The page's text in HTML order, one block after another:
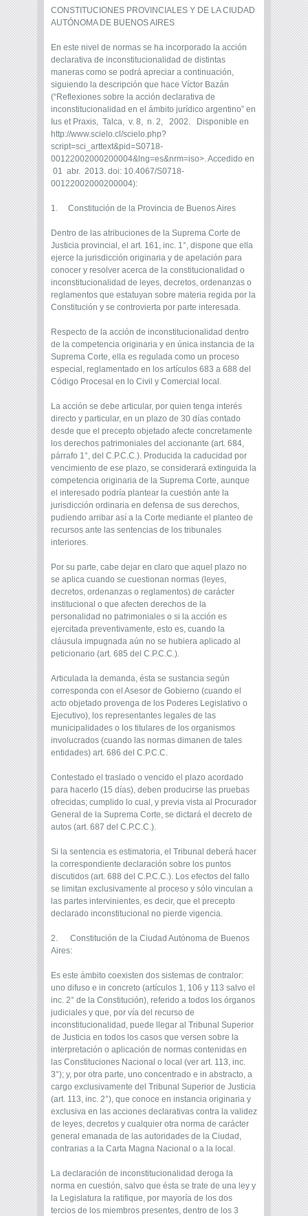
CONSTITUCIONES PROVINCIALES Y DE LA CIUDAD
AUTÓNOMA DE BUENOS AIRES
En este nivel de normas se ha incorporado la acción
declarativa de inconstitucionalidad de distintas
maneras como se podrá apreciar a continuación,
siguiendo la descripción que hace Víctor Bazán
(“Reflexiones sobre la acción declarativa de
inconstitucionalidad en el ámbito jurídico argentino” en
Ius et Praxis, Talca, v. 8, n. 2, 2002. Disponible en
http://www.scielo.cl/scielo.php?
script=sci_arttext&pid=S0718-
00122002000200004&lng=es&nrm=iso>. Accedido en
01 abr. 2013. doi: 10.4067/S0718-
00122002000200004):
1. Constitución de la Provincia de Buenos Aires
Dentro de las atribuciones de la Suprema Corte de
Justicia provincial, el art. 161, inc. 1°, dispone que ella
ejerce la jurisdicción originaria y de apelación para
conocer y resolver acerca de la constitucionalidad o
inconstitucionalidad de leyes, decretos, ordenanzas o
reglamentos que estatuyan sobre materia regida por la
Constitución y se controvierta por parte interesada.
Respecto de la acción de inconstitucionalidad dentro
de la competencia originaria y en única instancia de la
Suprema Corte, ella es regulada como un proceso
especial, reglamentado en los artículos 683 a 688 del
Código Procesal en lo Civil y Comercial local.
La acción se debe articular, por quien tenga interés
directo y particular, en un plazo de 30 días contado
desde que el precepto objetado afecte concretamente
los derechos patrimoniales del accionante (art. 684,
párrafo 1°, del C.P.C.C.). Producida la caducidad por
vencimiento de ese plazo, se considerará extinguida la
competencia originaria de la Suprema Corte, aunque
el interesado podría plantear la cuestión ante la
jurisdicción ordinaria en defensa de sus derechos,
pudiendo arribar así a la Corte mediante el planteo de
recursos ante las sentencias de los tribunales
interiores.
Por su parte, cabe dejar en claro que aquel plazo no
se aplica cuando se cuestionan normas (leyes,
decretos, ordenanzas o reglamentos) de carácter
institucional o que afecten derechos de la
personalidad no patrimoniales o si la acción es
ejercitada preventivamente, esto es, cuando la
cláusula impugnada aún no se hubiera aplicado al
peticionario (art. 685 del C.P.C.C.).
Articulada la demanda, ésta se sustancia ­según
corresponda­ con el Asesor de Gobierno (cuando el
acto objetado provenga de los Poderes Legislativo o
Ejecutivo), los representantes legales de las
municipalidades o los titulares de los organismos
involucrados (cuando las normas dimanen de tales
entidades) ­art. 686­ del C.P.C.C.
Contestado el traslado o vencido el plazo acordado
para hacerlo (15 días), deben producirse las pruebas
ofrecidas; cumplido lo cual, y previa vista al Procurador
General de la Suprema Corte, se dictará el decreto de
autos (art. 687 del C.P.C.C.).
Si la sentencia es estimatoria, el Tribunal deberá hacer
la correspondiente declaración sobre los puntos
discutidos (art. 688 del C.P.C.C.). Los efectos del fallo
se limitan exclusivamente al proceso y sólo vinculan a
las partes intervinientes, es decir, que el precepto
declarado inconstitucional no pierde vigencia.
2. Constitución de la Ciudad Autónoma de Buenos
Aires:
Es este ámbito coexisten dos sistemas de contralor:
uno difuso e in concreto (artículos 1, 106 y 113 ­salvo el
inc. 2° de la Constitución), referido a todos los órganos
judiciales y que, por vía del recurso de
inconstitucionalidad, puede llegar al Tribunal Superior
de Justicia en todos los casos que versen sobre la
interpretación o aplicación de normas contenidas en
las Constituciones Nacional o local (ver art. 113, inc.
3°); y, por otra parte, uno concentrado e in abstracto, a
cargo exclusivamente del Tribunal Superior de Justicia
(art. 113, inc. 2°), que conoce en instancia originaria y
exclusiva en las acciones declarativas contra la validez
de leyes, decretos y cualquier otra norma de carácter
general emanada de las autoridades de la Ciudad,
contrarias a la Carta Magna Nacional o a la local.
La declaración de inconstitucionalidad deroga la
norma en cuestión, salvo que ésta se trate de una ley y
la Legislatura la ratifique, por mayoría de los dos
tercios de los miembros presentes, dentro de los 3